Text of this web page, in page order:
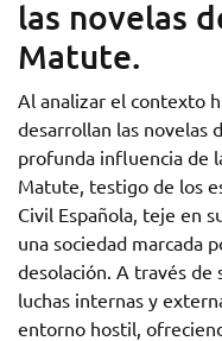
las novelas
Matute.
Al analizar el contexto
desarrollan las novelas
profunda influencia de
Matute, testigo de los
Civil Española, teje en
una sociedad marcada
desolación. A través de
luchas internas y
entorno hostil,